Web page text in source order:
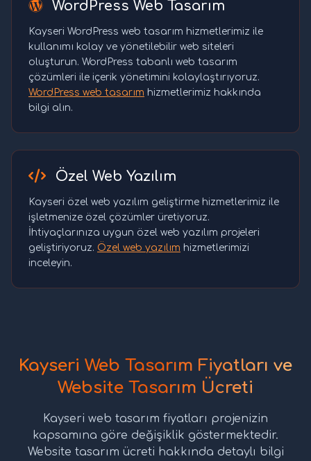
WordPress Web Tasarım
Kayseri WordPress web tasarım hizmetlerimiz ile
kullanımı kolay ve yönetilebilir web siteleri
oluşturun. WordPress tabanlı web tasarım
çözümleri ile içerik yönetimini kolaylaştırıyoruz.
WordPress web tasarım hizmetlerimiz hakkında
bilgi alın.
Özel Web Yazılım
Kayseri özel web yazılım geliştirme hizmetlerimiz ile
işletmenize özel çözümler üretiyoruz.
İhtiyaçlarınıza uygun özel web yazılım projeleri
geliştiriyoruz. Özel web yazılım hizmetlerimizi
inceleyin.
Kayseri Web Tasarım Fiyatları ve
Website Tasarım Ücreti
Kayseri web tasarım fiyatları projenizin
kapsamına göre değişiklik göstermektedir.
Website tasarım ücreti hakkında detaylı bilgi